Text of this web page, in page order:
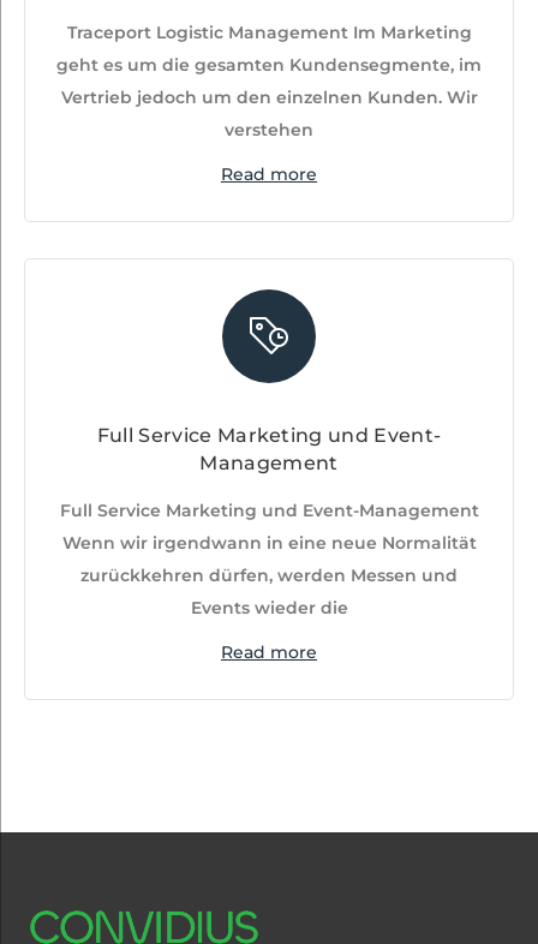
Traceport Logistic Management Im Marketing
geht es um die gesamten Kundensegmente, im
Vertrieb jedoch um den einzelnen Kunden. Wir
verstehen
Read more
Full Service Marketing und Event-
Management
Full Service Marketing und Event-Management
Wenn wir irgendwann in eine neue Normalität
zurückkehren dürfen, werden Messen und
Events wieder die
Read more